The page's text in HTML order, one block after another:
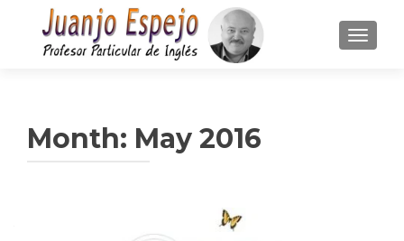
Month: May 2016